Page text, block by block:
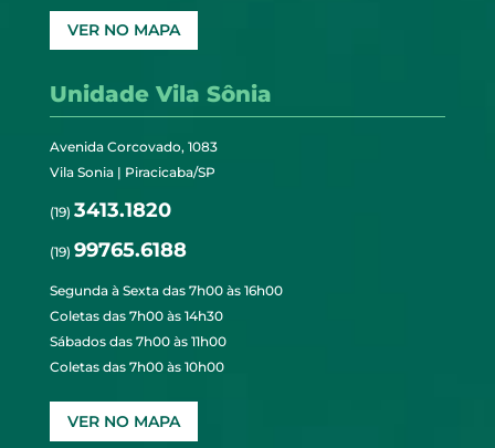
VER NO MAPA
Unidade Vila Sônia
Avenida Corcovado, 1083
Vila Sonia | Piracicaba/SP
(19) 3413.1820
(19) 99765.6188
Segunda à Sexta das 7h00 às 16h00
Coletas das 7h00 às 14h30
Sábados das 7h00 às 11h00
Coletas das 7h00 às 10h00
VER NO MAPA